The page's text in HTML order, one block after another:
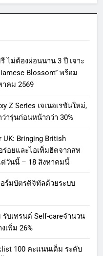
ไม่ต้องผ่อนนาน 3 ปี เจาะ
Blossom” พร้อม
คม 2569
Z Series เจเนอเรชันใหม่,
ารุ่นก่อนหน้ากว่า 30%
Bringing British
ร่อยและไอเท็มฮิตจากสห
วันนี้ – 18 สิงหาคมนี้
ร์มบัตรดิจิทัลด้วยระบบ
บเทรนด์ Self-careจำนวน
เพิ่ม 26%
100 คะแนนเต็ม ระดับ